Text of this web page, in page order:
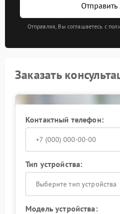
Отправить
Отправляя, Вы соглашаетесь с
Заказать
Контактный телефон:
Тип устройства:
Выберите тип устройства
Модель устройства: